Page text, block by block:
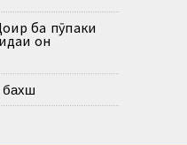
ба пӯпаки
он
бахш